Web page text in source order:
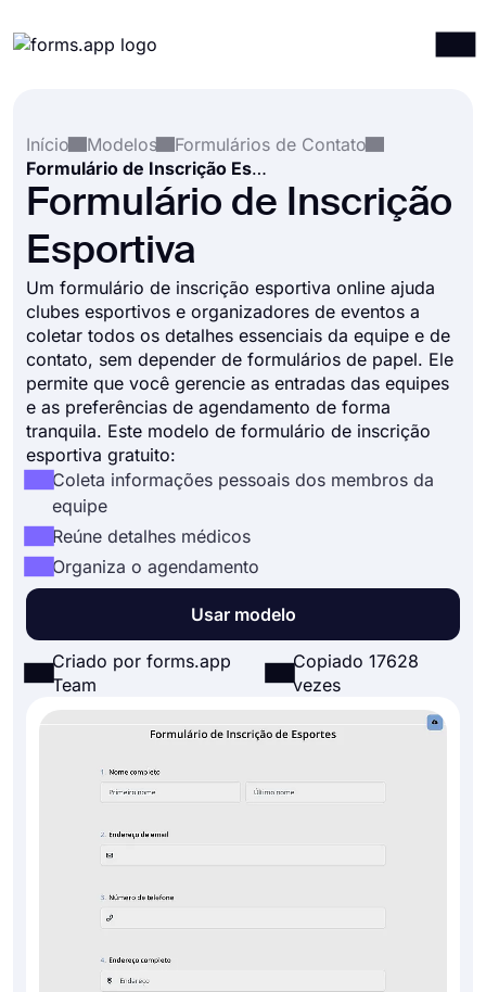
Integrações
Modelos
Recursos
Preços
Início
Modelos
Formulários de Contato
Formulário de Inscrição Esportiva
Formulário de Inscrição
Esportiva
Um formulário de inscrição esportiva online ajuda
clubes esportivos e organizadores de eventos a
coletar todos os detalhes essenciais da equipe e de
contato, sem depender de formulários de papel. Ele
permite que você gerencie as entradas das equipes
e as preferências de agendamento de forma
tranquila. Este modelo de formulário de inscrição
esportiva gratuito:
Coleta informações pessoais dos membros da
equipe
Reúne detalhes médicos
Organiza o agendamento
Usar modelo
Criado por forms.app
Team
Copiado 17628
vezes